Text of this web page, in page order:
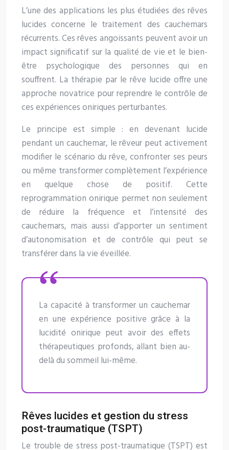
L’une des applications les plus étudiées des rêves
lucides concerne le traitement des cauchemars
récurrents. Ces rêves angoissants peuvent avoir un
impact significatif sur la qualité de vie et le bien-
être psychologique des personnes qui en
souffrent. La thérapie par le rêve lucide offre une
approche novatrice pour reprendre le contrôle de
ces expériences oniriques perturbantes.
Le principe est simple : en devenant lucide
pendant un cauchemar, le rêveur peut activement
modifier le scénario du rêve, confronter ses peurs
ou même transformer complètement l’expérience
en quelque chose de positif. Cette
reprogrammation onirique permet non seulement
de réduire la fréquence et l’intensité des
cauchemars, mais aussi d’apporter un sentiment
d’autonomisation et de contrôle qui peut se
transférer dans la vie éveillée.
La capacité à transformer un cauchemar
en une expérience positive grâce à la
lucidité onirique peut avoir des effets
thérapeutiques profonds, allant bien au-
delà du sommeil lui-même.
Rêves lucides et gestion du stress
post-traumatique (TSPT)
Le trouble de stress post-traumatique (TSPT) est